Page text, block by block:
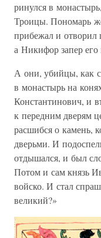
ринулся в
Троицы. Пономарь
прибежал и отворил
а Никифор запер его
А они, убийцы, как
в монастырь на
Константинович, и
к передним дверям
расшибся о камень,
дверьми. И
отдышался, и был
Потом и сам князь
войско. И стал
великий?»